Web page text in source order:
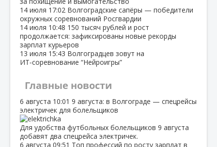
14 июля 17:02 Волгоградские сапёры — победители
окружных соревнований Росгвардии
14 июля 10:48 150 тысяч рублей и рост
продолжается: зафиксированы новые рекорды
зарплат курьеров
13 июля 15:43 Волгоградцев зовут на
ИТ‑соревнование “Нейроигры”
Главные новости
6 августа 10:01 9 августа: в Волгограде — спецрейсы
электричек для болельщиков
Для удобства футбольных болельщиков 9 августа
добавят два спецрейса электричек.
6 августа 09:51 Топ профессий по росту зарплат в